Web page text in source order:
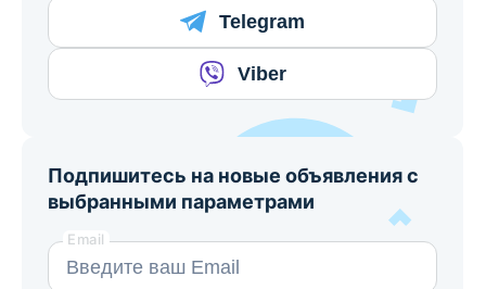
Telegram
Viber
Подпишитесь на новые объявления с
выбранными параметрами
Email